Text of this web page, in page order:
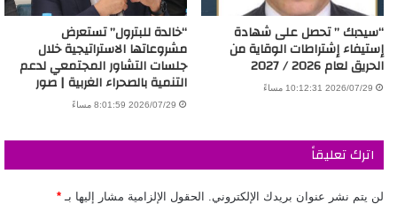
“سيدبك ” تحصل على شهادة
إستيفاء إشتراطات الوقاية من
الحريق لعام 2026 / 2027
2026/07/29 10:12:31 مساءً
“خالدة للبترول” تستعرض
مشروعاتها الاستراتيجية خلال
جلسات التشاور المجتمعي لدعم
التنمية بالصحراء الغربية | صور
2026/07/29 8:01:59 مساءً
اترك تعليقاً
لن يتم نشر عنوان بريدك الإلكتروني. الحقول الإلزامية مشار إليها بـ *